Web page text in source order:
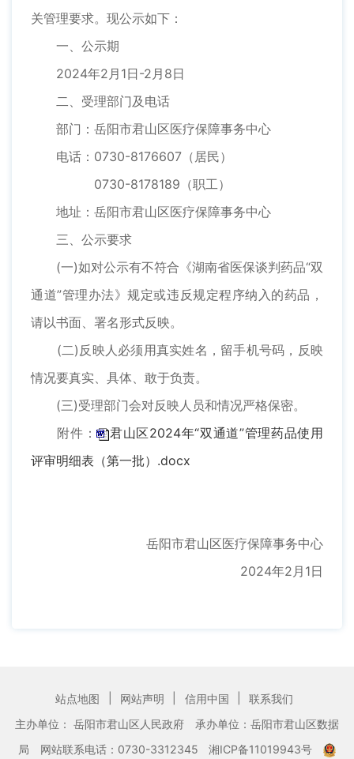
关管理要求。现公示如下：
一、公示期
2024年2月1日-2月8日
二、受理部门及电话
部门：岳阳市君山区医疗保障事务中心
电话：0730-8176607（居民）
0730-8178189（职工）
地址：岳阳市君山区医疗保障事务中心
三、公示要求
(一)如对公示有不符合《湖南省医保谈判药品“双
通道”管理办法》规定或违反规定程序纳入的药品，
请以书面、署名形式反映。
(二)反映人必须用真实姓名，留手机号码，反映
情况要真实、具体、敢于负责。
(三)受理部门会对反映人员和情况严格保密。
附件：
君山区2024年“双通道”管理药品使用
评审明细表（第一批）.docx
岳阳市君山区医疗保障事务中心
2024年2月1日
站点地图 网站声明 信用中国
联系我们
主办单位： 岳阳市君山区人民政府
承办单位：岳阳市君山区数据
局
网站联系电话：0730-3312345 湘ICP备11019943号